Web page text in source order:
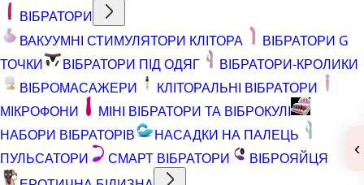
ВІБРАТОРИ
ВАКУУМНІ СТИМУЛЯТОРИ КЛІТОРА
ВІБРАТОРИ G
ТОЧКИ
ВІБРАТОРИ ПІД ОДЯГ
ВІБРАТОРИ-КРОЛИКИ
ВІБРОМАСАЖЕРИ
КЛІТОРАЛЬНІ ВІБРАТОРИ
МІКРОФОНИ
МІНІ ВІБРАТОРИ ТА ВІБРОКУЛІ
НАБОРИ ВІБРАТОРІВ
НАСАДКИ НА ПАЛЕЦЬ
ПУЛЬСАТОРИ
СМАРТ ВІБРАТОРИ
ВІБРОЯЙЦЯ
‹